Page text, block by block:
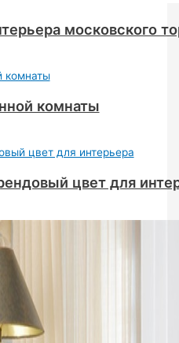
московского
комнаты
цвет для